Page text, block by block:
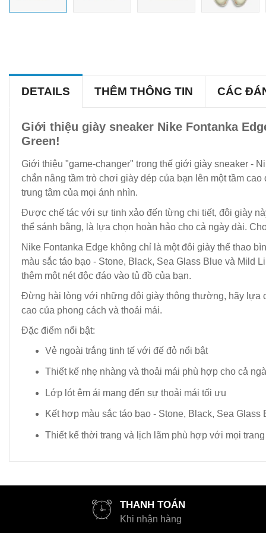
DETAILS THÊM THÔNG TIN CÁC
Giới thiệu giày sneaker Nike Fontanka
Green!
Giới thiệu "game-changer" trong thế giới giày sneaker -
chắn nâng tầm trò chơi giày dép của bạn lên một tầm
trung tâm của mọi ánh nhìn.
Được chế tác với sự tinh xảo đến từng chi tiết, đôi giày
thể sánh bằng, là lựa chọn hoàn hảo cho cả ngày dài.
Nike Fontanka Edge không chỉ là một đôi giày thể thao
màu sắc táo bạo - Stone, Black, Sea Glass Blue và Mild
thêm một nét độc đáo vào tủ đồ của bạn.
Đừng hài lòng với những đôi giày thông thường, hãy lựa
cao của phong cách và thoải mái.
Đặc điểm nổi bật:
Vẻ ngoài trắng tinh tế với đế đỏ nổi bật
Thiết kế nhẹ nhàng và thoải mái phù hợp cho cả
Lớp lót êm ái mang đến sự thoải mái tối ưu
Kết hợp màu sắc táo bạo - Stone, Black, Sea Glass
Thiết kế thời trang và lịch lãm phù hợp với mọi trang
THANH TOÁN
Khi nhận hàng